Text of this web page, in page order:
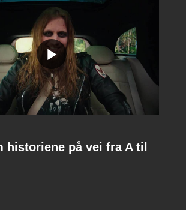
historiene på vei fra A til